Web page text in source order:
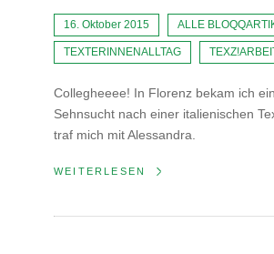
16. Oktober 2015 ALLE
TEXTERINNENALLTAG
Collegheeee! In Florenz bekam ich
Sehnsucht nach einer italienischen
traf mich mit Alessandra.
WEITERLESEN